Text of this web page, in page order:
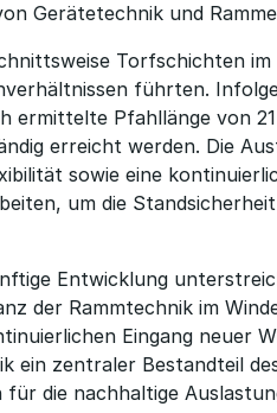
Gerätetechnik und
Torfschichten
führten.
ermittelte Pfahllänge von
erreicht werden. Die
sowie eine
um die
Entwicklung
der Rammtechnik im
Eingang neuer
ein zentraler Bestandteil
für die nachhaltige